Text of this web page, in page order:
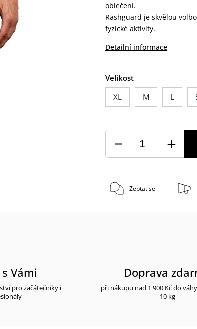
oblečení.
Rashguard je skvělou
fyzické aktivity.
Detailní informace
Velikost
XL
M L
Zeptat se
Vámi
pro začátečníky i
Doprava
při nákupu nad 1 900 Kč do
10 kg